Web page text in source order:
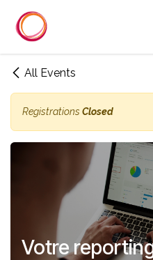
All Events
Registrations Closed
Votre